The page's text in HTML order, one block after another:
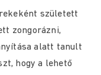
született
zongorázni,
alatt tanult
hogy a lehető